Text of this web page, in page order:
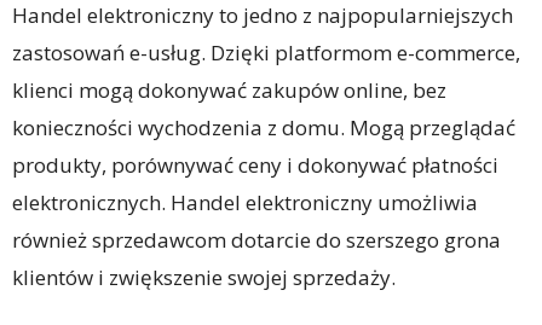
Handel elektroniczny to jedno z najpopularniejszych
zastosowań e-usług. Dzięki platformom e-commerce,
klienci mogą dokonywać zakupów online, bez
konieczności wychodzenia z domu. Mogą przeglądać
produkty, porównywać ceny i dokonywać płatności
elektronicznych. Handel elektroniczny umożliwia
również sprzedawcom dotarcie do szerszego grona
klientów i zwiększenie swojej sprzedaży.